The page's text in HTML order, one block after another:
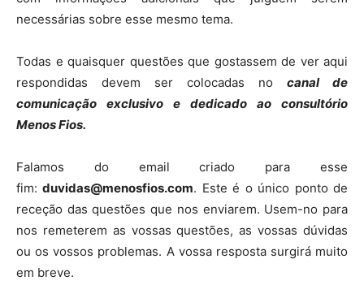
necessárias sobre esse mesmo tema.
Todas e quaisquer questões que gostassem de ver aqui
respondidas devem ser colocadas no canal de
comunicação exclusivo e dedicado ao consultório
Menos Fios.
Falamos do email criado para esse
fim:duvidas@menosfios.com. Este é o único ponto de
receção das questões que nos enviarem. Usem-no para
nos remeterem as vossas questões, as vossas dúvidas
ou os vossos problemas. A vossa resposta surgirá muito
em breve.